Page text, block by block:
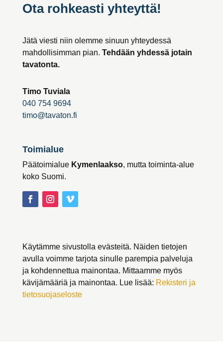
Ota rohkeasti yhteyttä!
Jätä viesti niin olemme sinuun yhteydessä
mahdollisimman pian. Tehdään yhdessä jotain
tavatonta.
Timo Tuviala
040 754 9694
timo@tavaton.fi
Toimialue
Päätoimialue Kymenlaakso, mutta toiminta-alue
koko Suomi.
Käytämme sivustolla evästeitä. Näiden tietojen
avulla voimme tarjota sinulle parempia palveluja
ja kohdennettua mainontaa. Mittaamme myös
kävijämääriä ja mainontaa. Lue lisää: Rekisteri ja
tietosuojaseloste